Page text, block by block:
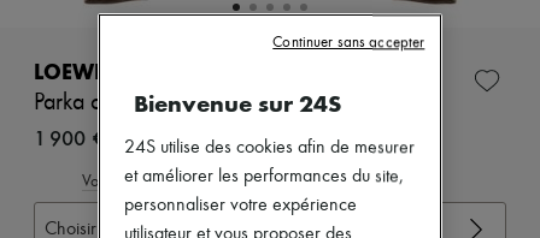
Nouvelles marques
Tops & Chemises
Ensembles
Vestes
Jupes
Denim
Mailles
LOEWE
Parka courte en coton et soie
1 900 €
Voir le guide des tailles
Choisir votre taille
Bienvenue sur 24S
24S utilise des cookies afin de mesurer
et améliorer les performances du site,
personnaliser votre expérience
Continuer sans accepter